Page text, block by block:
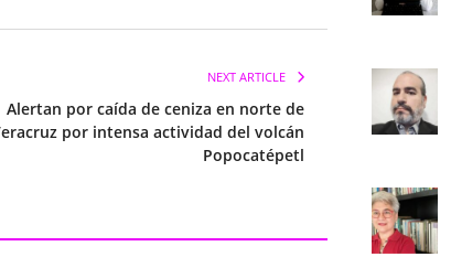
NEXT ARTICLE
Alertan por caída de ceniza en norte de
por intensa actividad del volcán
Popocatépetl